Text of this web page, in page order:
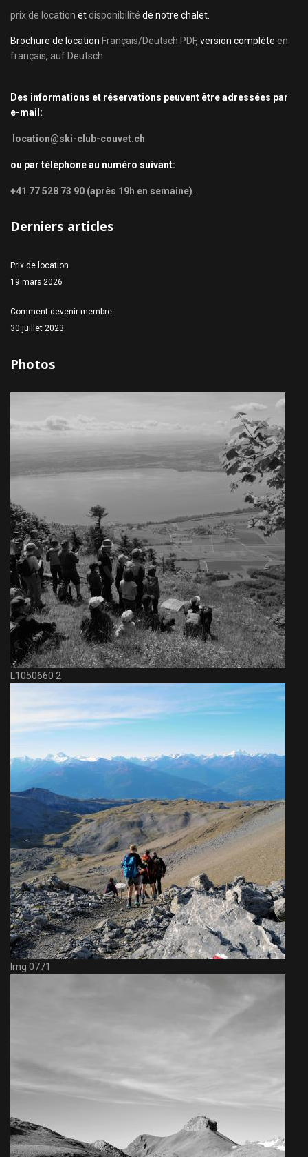
prix de location et disponibilité de notre chalet.
Brochure de location Français/Deutsch PDF, version complète en
français, auf Deutsch
Des informations et réservations peuvent être adressées par
e-mail:
location@ski-club-couvet.ch
ou par téléphone au numéro suivant:
+41 77 528 73 90 (après 19h en semaine)
Derniers articles
Prix de location
19 mars 2026
Comment devenir membre
30 juillet 2023
Photos
L1050660 2
Img 0771